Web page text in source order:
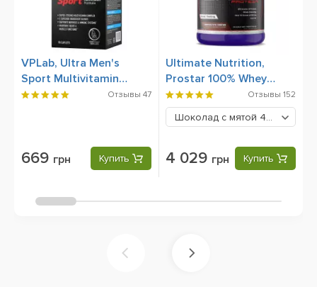
VPLab, Ultra Men's
Sport Multivitamin
Formula, 90 Caplets
Отзывы 47
669 грн Купить
Ultimate Nutrition,
Prostar 100% Whey
Protein, 2390 g
Отзывы 152
Шоколад с мятой 4029 грн
4 029 грн Купить